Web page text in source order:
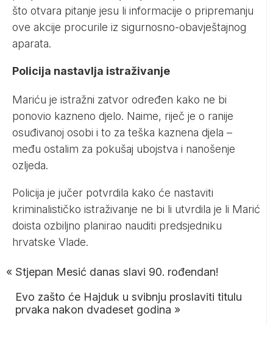
što otvara pitanje jesu li informacije o pripremanju
ove akcije procurile iz sigurnosno-obavještajnog
aparata.
Policija nastavlja istraživanje
Mariću je istražni zatvor određen kako ne bi
ponovio kazneno djelo. Naime, riječ je o ranije
osuđivanoj osobi i to za teška kaznena djela –
među ostalim za pokušaj ubojstva i nanošenje
ozljeda.
Policija je jučer potvrdila kako će nastaviti
kriminalističko istraživanje ne bi li utvrdila je li Marić
doista ozbiljno planirao nauditi predsjedniku
hrvatske Vlade.
« Stjepan Mesić danas slavi 90. rođendan!
Evo zašto će Hajduk u svibnju proslaviti titulu
prvaka nakon dvadeset godina »